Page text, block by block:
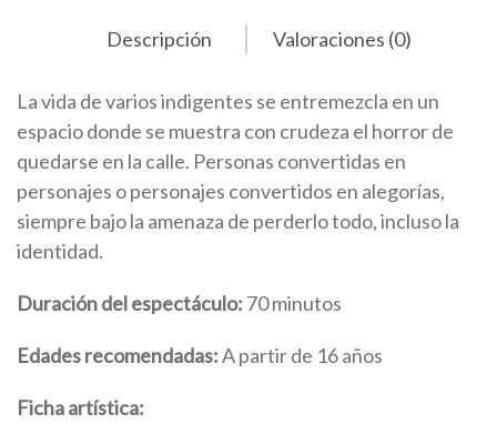
Descripción Valoraciones (0)
La vida de varios indigentes se entremezcla en un
espacio donde se muestra con crudeza el horror de
quedarse en la calle. Personas convertidas en
personajes o personajes convertidos en alegorías,
siempre bajo la amenaza de perderlo todo, incluso la
identidad.
Duración del espectáculo: 70 minutos
Edades recomendadas:A partir de 16 años
Ficha artística: